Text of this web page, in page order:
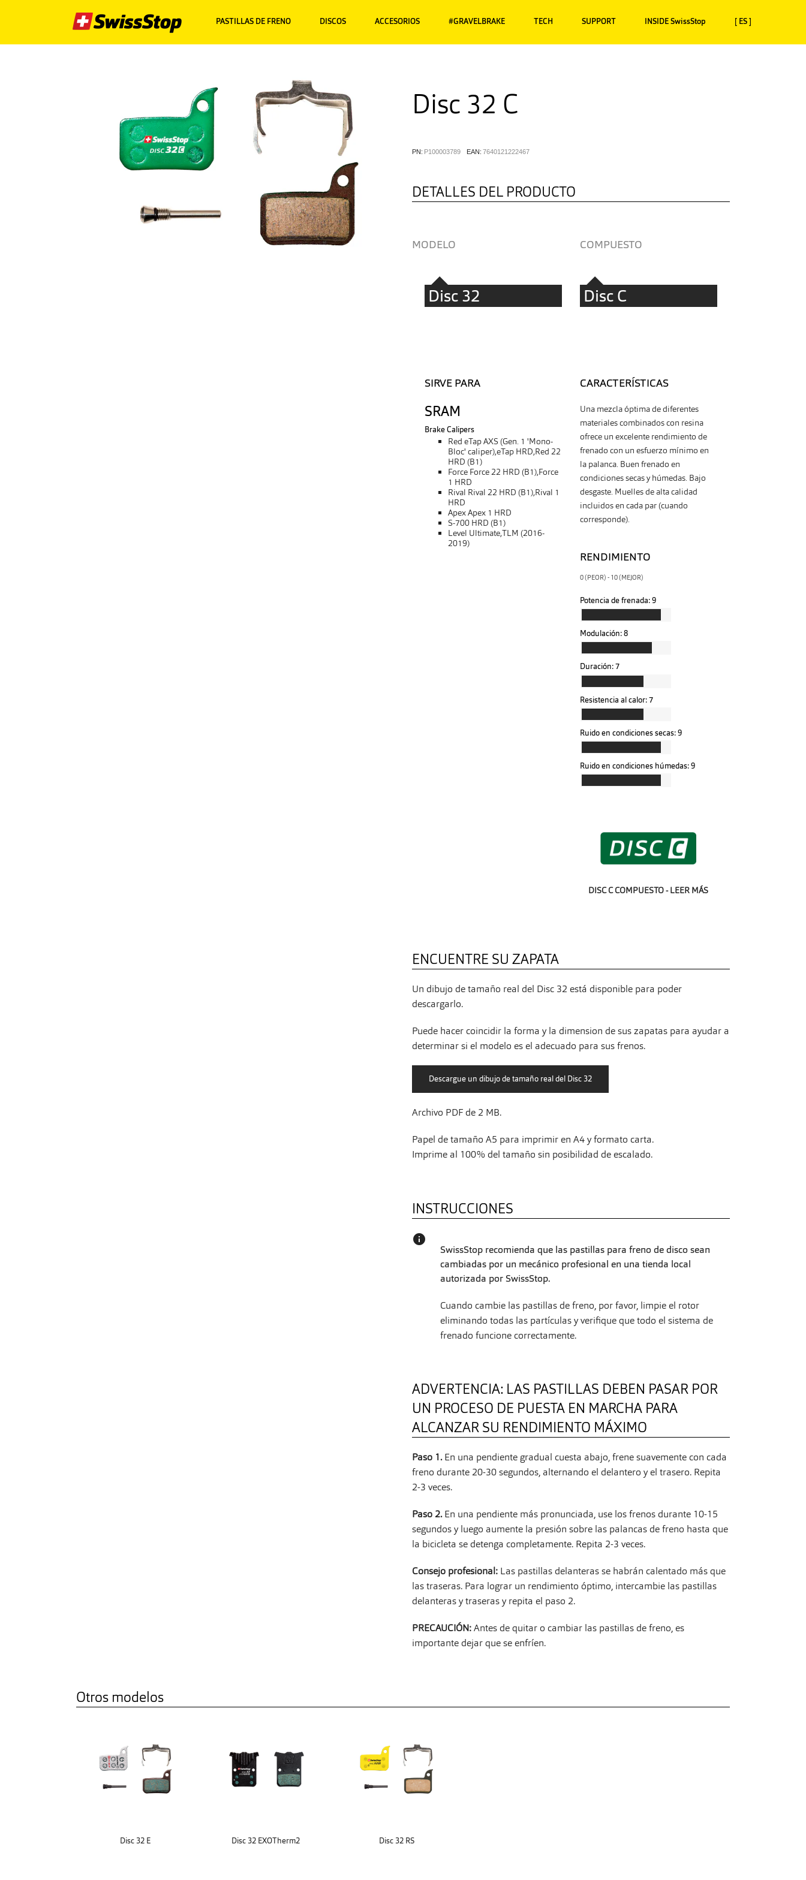
PASTILLAS DE FRENO DISCOS ACCESORIOS #GRAVELBRAKE TECH SUPPORT INSIDE SwissStop [ ES ]
Disc 32 C
PN: P100003789 EAN: 7640121222467
DETALLES DEL PRODUCTO
MODELO COMPUESTO
Disc 32 Disc C
SIRVE PARA
SRAM
Brake Calipers
Red eTap AXS (Gen. 1 'Mono-
Bloc' caliper),eTap HRD,Red 22
HRD (B1)
Force Force 22 HRD (B1),Force
1 HRD
Rival Rival 22 HRD (B1),Rival 1
HRD
Apex Apex 1 HRD
S-700 HRD (B1)
Level Ultimate,TLM (2016-
2019)
CARACTERÍSTICAS
Una mezcla óptima de diferentes
materiales combinados con resina
ofrece un excelente rendimiento de
frenado con un esfuerzo mínimo en
la palanca. Buen frenado en
condiciones secas y húmedas. Bajo
desgaste. Muelles de alta calidad
incluidos en cada par (cuando
corresponde).
RENDIMIENTO
0 (PEOR) - 10 (MEJOR)
Potencia de frenada:9
Modulación:8
Duración:7
Resistencia al calor:7
Ruido en condiciones secas:9
Ruido en condiciones húmedas:9
DISC C COMPUESTO - LEER MÁS
ENCUENTRE SU ZAPATA
Un dibujo de tamaño real del Disc 32 está disponible para poder
descargarlo.
Puede hacer coincidir la forma y la dimension de sus zapatas para ayudar a
determinar si el modelo es el adecuado para sus frenos.
Archivo PDF de 2 MB.
Papel de tamaño A5 para imprimir en A4 y formato carta.
Imprime al 100% del tamaño sin posibilidad de escalado.
INSTRUCCIONES
info
SwissStop recomienda que las pastillas para freno de disco sean
cambiadas por un mecánico profesional en una tienda local
autorizada por SwissStop.
Cuando cambie las pastillas de freno, por favor, limpie el rotor
eliminando todas las partículas y verifique que todo el sistema de
frenado funcione correctamente.
ADVERTENCIA: LAS PASTILLAS DEBEN PASAR POR
UN PROCESO DE PUESTA EN MARCHA PARA
ALCANZAR SU RENDIMIENTO MÁXIMO
Paso 1. En una pendiente gradual cuesta abajo, frene suavemente con cada
freno durante 20-30 segundos, alternando el delantero y el trasero. Repita
2-3 veces.
Paso 2. En una pendiente más pronunciada, use los frenos durante 10-15
segundos y luego aumente la presión sobre las palancas de freno hasta que
la bicicleta se detenga completamente. Repita 2-3 veces.
Consejo profesional: Las pastillas delanteras se habrán calentado más que
las traseras. Para lograr un rendimiento óptimo, intercambie las pastillas
delanteras y traseras y repita el paso 2.
PRECAUCIÓN:Antes de quitar o cambiar las pastillas de freno, es
importante dejar que se enfríen.
Otros modelos
Disc 32 E Disc 32 EXOTherm2 Disc 32 RS